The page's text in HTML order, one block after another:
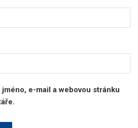
e-mail a webovou stránku